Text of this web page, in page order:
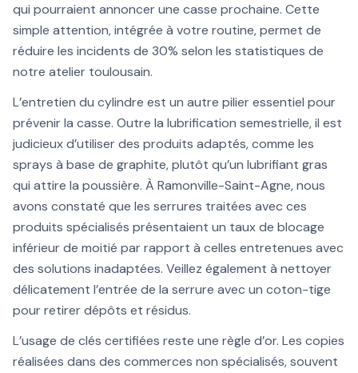
qui pourraient annoncer une casse prochaine. Cette
simple attention, intégrée à votre routine, permet de
réduire les incidents de 30% selon les statistiques de
notre atelier toulousain.
L’entretien du cylindre est un autre pilier essentiel pour
prévenir la casse. Outre la lubrification semestrielle, il est
judicieux d’utiliser des produits adaptés, comme les
sprays à base de graphite, plutôt qu’un lubrifiant gras
qui attire la poussière. À Ramonville-Saint-Agne, nous
avons constaté que les serrures traitées avec ces
produits spécialisés présentaient un taux de blocage
inférieur de moitié par rapport à celles entretenues avec
des solutions inadaptées. Veillez également à nettoyer
délicatement l’entrée de la serrure avec un coton-tige
pour retirer dépôts et résidus.
L’usage de clés certifiées reste une règle d’or. Les copies
réalisées dans des commerces non spécialisés, souvent